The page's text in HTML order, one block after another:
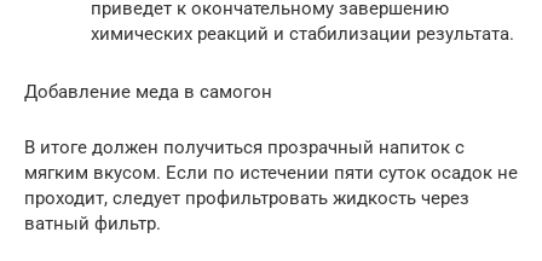
приведет к окончательному завершению
химических реакций и стабилизации результата.
Добавление меда в самогон
В итоге должен получиться прозрачный напиток с
мягким вкусом. Если по истечении пяти суток осадок не
проходит, следует профильтровать жидкость через
ватный фильтр.